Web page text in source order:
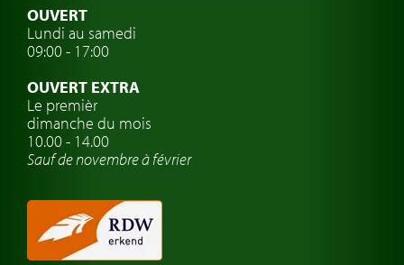
Assurance voiture de collection
Clubs de voitures classiques
Atelier de voitures anciennes
Montres de marque de voiture
OUVERT
Lundi au samedi
09:00 - 17:00
OUVERT EXTRA
Le premièr
dimanche du mois
10.00 - 14.00
Sauf de novembre à février